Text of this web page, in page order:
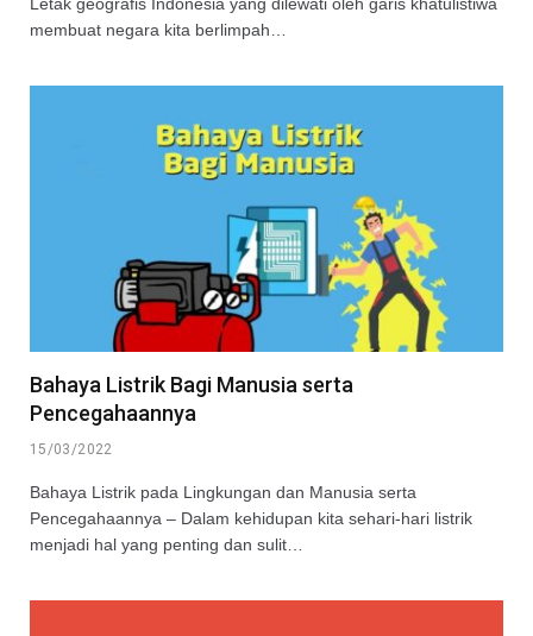
membuat negara kita berlimpah…
Bahaya Listrik Bagi Manusia serta
Pencegahaannya
15/03/2022
Bahaya Listrik pada Lingkungan dan Manusia serta
Pencegahaannya – Dalam kehidupan kita sehari-hari listrik
menjadi hal yang penting dan sulit…